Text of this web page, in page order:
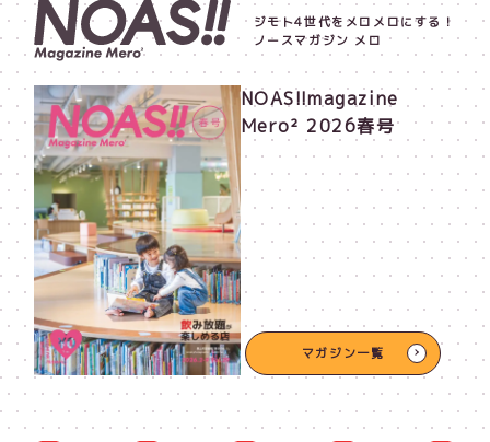
ジモト4世代をメロメロにする！
ノースマガジン メロ
NOAS!!magazine
Mero² 2026春号
マガジン一覧